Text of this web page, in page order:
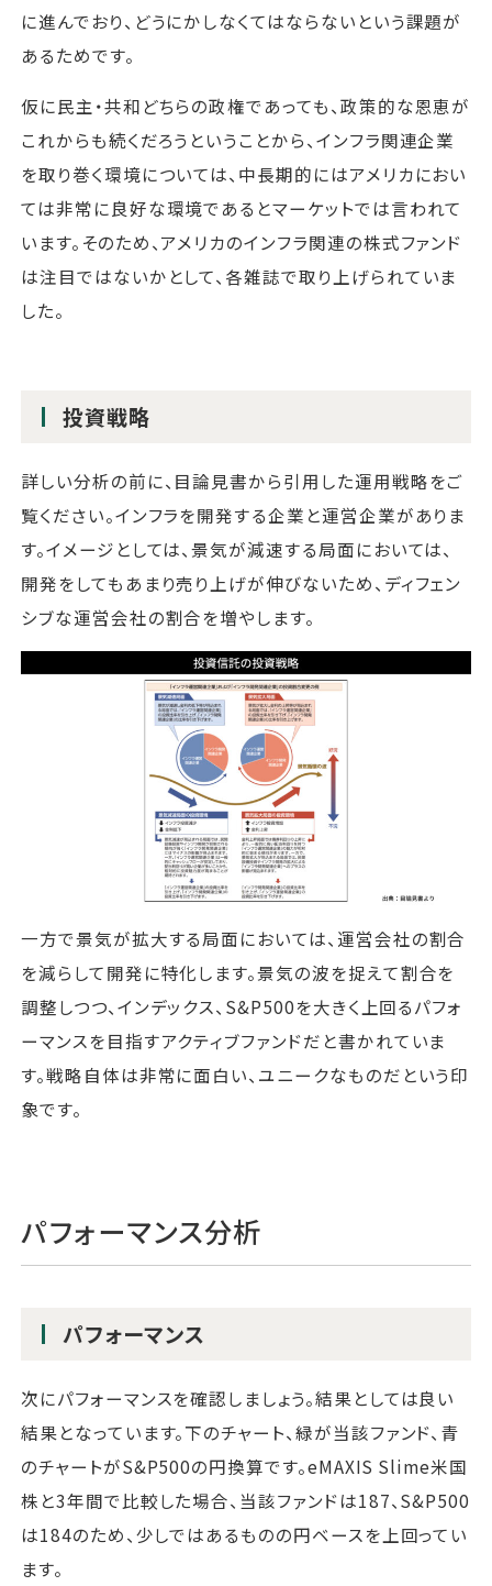
に進んでおり、どうにかしなくてはならないという課題が
あるためです。
仮に民主・共和どちらの政権であっても、政策的な恩恵が
これからも続くだろうということから、インフラ関連企業
を取り巻く環境については、中長期的にはアメリカにおい
ては非常に良好な環境であるとマーケットでは言われて
います。そのため、アメリカのインフラ関連の株式ファンド
は注目ではないかとして、各雑誌で取り上げられていま
した。
投資戦略
詳しい分析の前に、目論見書から引用した運用戦略をご
覧ください。インフラを開発する企業と運営企業がありま
す。イメージとしては、景気が減速する局面においては、
開発をしてもあまり売り上げが伸びないため、ディフェン
シブな運営会社の割合を増やします。
一方で景気が拡大する局面においては、運営会社の割合
を減らして開発に特化します。景気の波を捉えて割合を
調整しつつ、インデックス、S&P500を大きく上回るパフォ
ーマンスを目指すアクティブファンドだと書かれていま
す。戦略自体は非常に面白い、ユニークなものだという印
象です。
パフォーマンス分析
パフォーマンス
次にパフォーマンスを確認しましょう。結果としては良い
結果となっています。下のチャート、緑が当該ファンド、青
のチャートがS&P500の円換算です。eMAXIS Slime米国
株と3年間で比較した場合、当該ファンドは187、S&P500
は184のため、少しではあるものの円ベースを上回ってい
ます。